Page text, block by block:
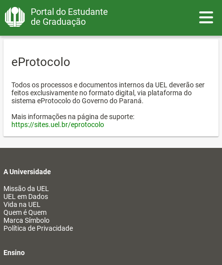
Portal do Estudante
de Graduação
eProtocolo
Todos os processos e documentos internos da UEL deverão ser
feitos exclusivamente no formato digital, via plataforma do
sistema eProtocolo do Governo do Paraná.
Mais informações na página de suporte:
https://sites.uel.br/eprotocolo
A Universidade
Missão da UEL
UEL em Dados
Vida na UEL
Quem é Quem
Marca Símbolo
Política de Privacidade
Ensino